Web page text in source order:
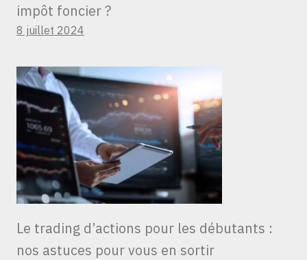
impôt foncier ?
8 juillet 2024
Le trading d’actions pour les débutants :
nos astuces pour vous en sortir